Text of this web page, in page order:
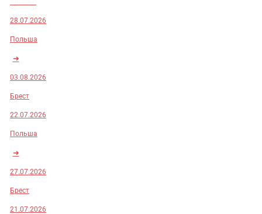
28.07.2026
Польша
➜
03.08.2026
Брест
22.07.2026
Польша
➜
27.07.2026
Брест
21.07.2026